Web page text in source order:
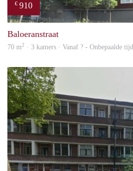
€ 910
Baloeranstraat
70 m2 · 3 kamers · Vanaf ? - Onbepaalde tijd